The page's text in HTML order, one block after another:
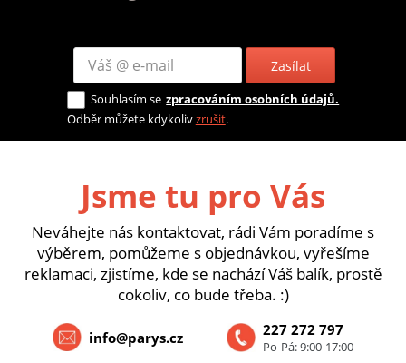
Zasílat
Souhlasím se zpracováním osobních údajů.
Odběr můžete kdykolivzrušit.
Jsme tu pro Vás
Neváhejte nás kontaktovat, rádi Vám poradíme s
výběrem, pomůžeme s objednávkou, vyřešíme
reklamaci, zjistíme, kde se nachází Váš balík, prostě
cokoliv, co bude třeba. :)
227 272 797
Po-Pá: 9:00-17:00
info@parys.cz